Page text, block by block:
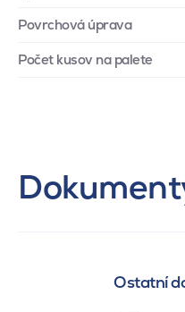
Povrchová úprava
Počet kusov na palete
Ostatní